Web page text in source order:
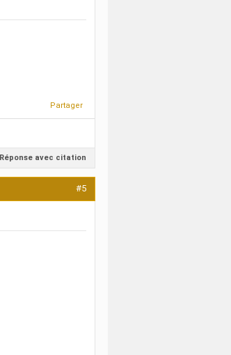
Partager
Réponse avec citation
#5